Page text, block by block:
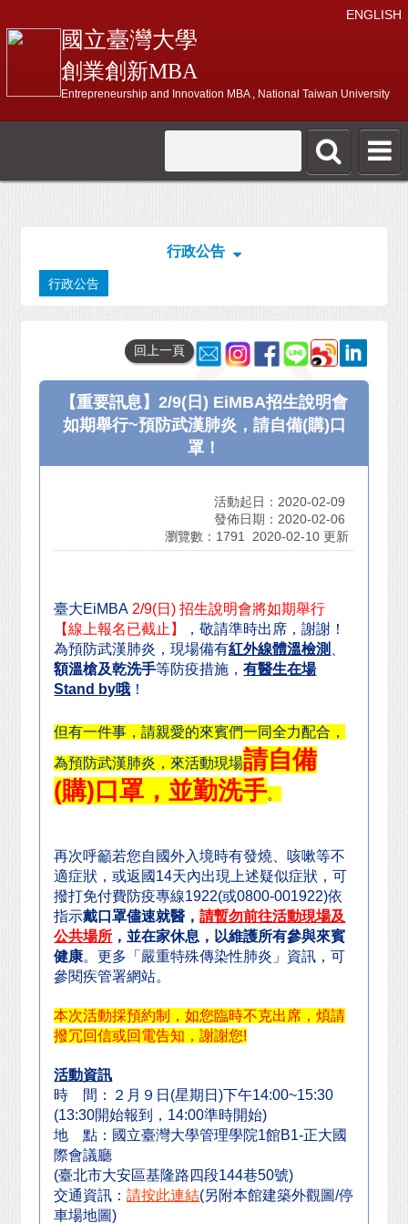
ENGLISH
國立臺灣大學
創業創新MBA
Entrepreneurship and Innovation MBA , National Taiwan University
行政公告
行政公告
回上一頁
【重要訊息】2/9(日) EiMBA招生說明會
如期舉行~預防武漢肺炎，請自備(購)口
罩！
活動起日：2020-02-09
發佈日期：2020-02-06
瀏覽數：1791
2020-02-10 更新
臺大EiMBA 2/9(日) 招生說明會將如期舉行
【線上報名已截止】
，敬請準時出席，謝謝！
為預防武漢肺炎，現場備有紅外線體溫檢測
額溫槍及乾洗手等防疫措施，有醫生在場
Stand by哦 ！
但有一件事，請親愛的來賓們一同全力配合，
為預防武漢肺炎，來活動現場請自備
(購)口罩，並勤洗手。
再次呼籲若您自國外入境時有發燒、咳嗽等不
適症狀，或返國14天內出現上述疑似症狀，可
撥打免付費防疫專線1922(或0800-001922)依
指示戴口罩儘速就醫，請暫勿前往活動現場及
公共場所 ，並在家休息，以維護所有參與來賓
健康。更多「嚴重特殊傳染性肺炎」資訊，可
參閱疾管署網站。
本次活動採預約制，如您臨時不克出席，煩請
撥冗回信或回電告知，謝謝您!
活動資訊
時 間：２月９日(星期日)下午14:00~15:30
(13:30開始報到，14:00準時開始)
地 點：國立臺灣大學管理學院1館B1-正大國
際會議廳
(臺北市大安區基隆路四段144巷50號)
交通資訊：請按此連結(另附本館建築外觀圖/停
車場地圖)